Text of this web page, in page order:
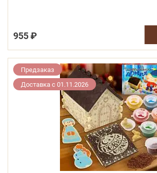
955 ₽
Предзаказ
Доставка с 01.11.2026